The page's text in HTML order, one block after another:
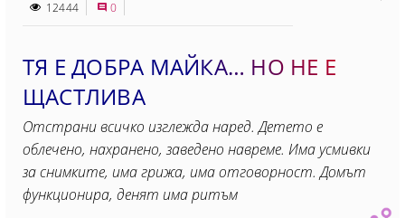
12444
0
ТЯ Е ДОБРА МАЙКА… НО НЕ Е
ЩАСТЛИВА
Отстрани всичко изглежда наред. Детето е
облечено, нахранено, заведено навреме. Има усмивки
за снимките, има грижа, има отговорност. Домът
функционира, денят има ритъм